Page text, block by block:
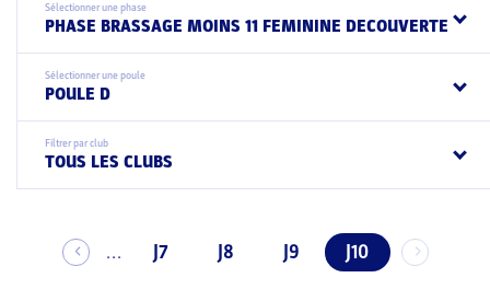
Sélectionner une phase
PHASE BRASSAGE MOINS 11 FEMININE DECOUVERTE
Sélectionner une poule
POULE D
Filtrer par club
TOUS LES CLUBS
... J7 J8 J9 J10